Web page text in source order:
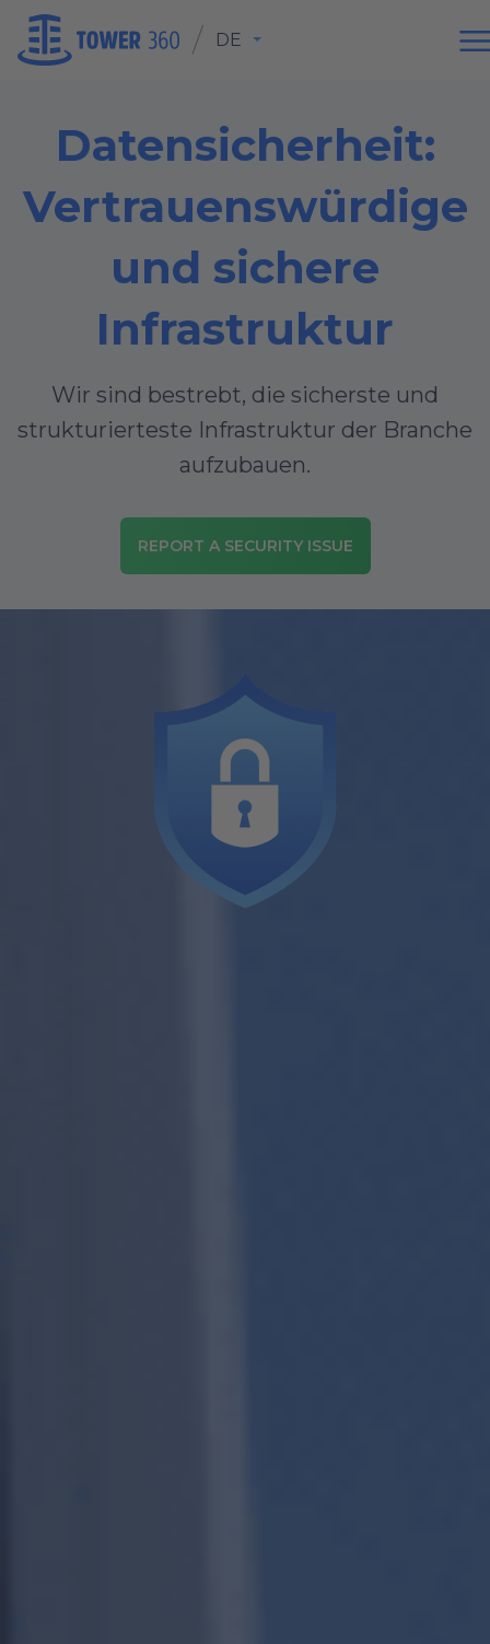
DE
Datensicherheit:
Vertrauenswürdige
und sichere
Infrastruktur
Wir sind bestrebt, die sicherste und
strukturierteste Infrastruktur der Branche
aufzubauen.
REPORT A SECURITY ISSUE